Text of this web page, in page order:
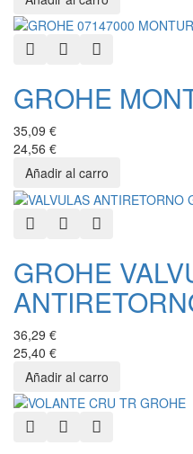
Quick ViewAdd to Wishlist
GROHE
35,09 €
24,56 €
Quick ViewAdd to Wishlist
GROHE
36,29 €
25,40 €
Quick ViewAdd to Wishlist